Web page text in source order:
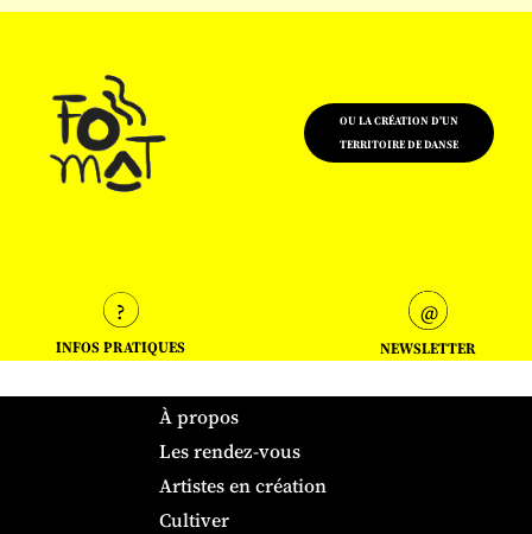
OU LA CRÉATION D'UN
TERRITOIRE DE DANSE
INFOS PRATIQUES NEWSLETTER
À propos
Les rendez-vous
Artistes en création
Cultiver